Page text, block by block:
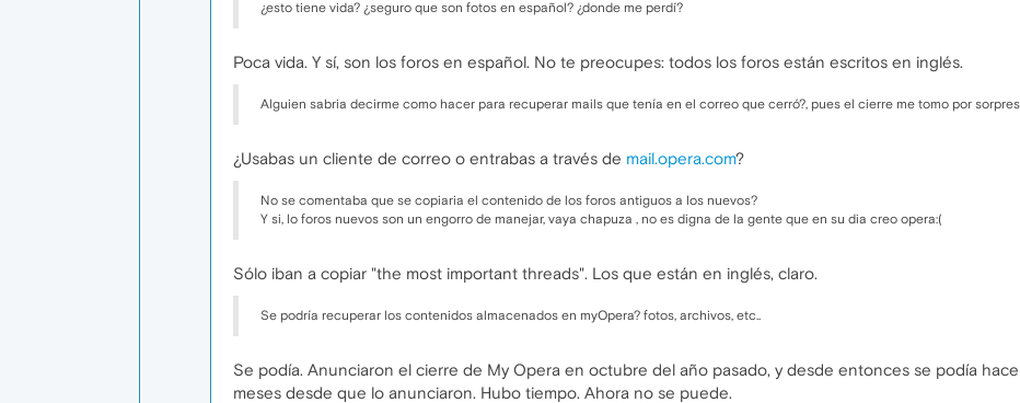
¿esto tiene vida? ¿seguro que son fotos en español? ¿donde me perdí?
Poca vida. Y sí, son los foros en español. No te preocupes: todos los foros están escritos en inglés.
Alguien sabria decirme como hacer para recuperar mails que tenía en el correo que cerró?, pues el cierre me tomo por
¿Usabas un cliente de correo o entrabas a través de mail.opera.com?
No se comentaba que se copiaria el contenido de los foros antiguos a los nuevos?
Y si, lo foros nuevos son un engorro de manejar, vaya chapuza , no es digna de la gente que en su dia creo opera:(
Sólo iban a copiar "the most important threads". Los que están en inglés, claro.
Se podría recuperar los contenidos almacenados en myOpera? fotos, archivos, etc..
Se podía. Anunciaron el cierre de My Opera en octubre del año pasado, y desde entonces se podía
meses desde que lo anunciaron. Hubo tiempo. Ahora no se puede.